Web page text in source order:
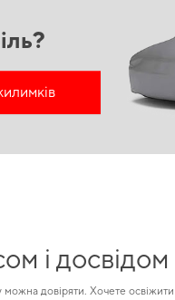
і досвідом
довіряти. Хочете